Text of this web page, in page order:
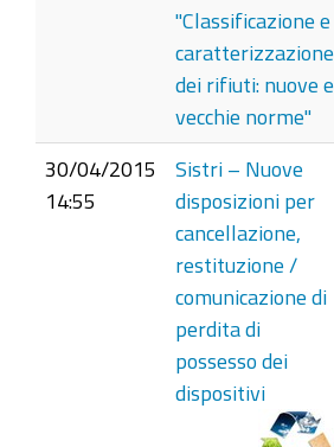
"Classificazione e
caratterizzazione
dei rifiuti: nuove e
vecchie norme"
30/04/2015
14:55
Sistri – Nuove
disposizioni per
cancellazione,
restituzione /
comunicazione di
perdita di
possesso dei
dispositivi